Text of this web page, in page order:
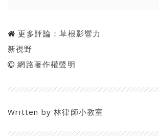
更多評論：草根影響力
新視野
網路著作權聲明
Written by林律師小教室